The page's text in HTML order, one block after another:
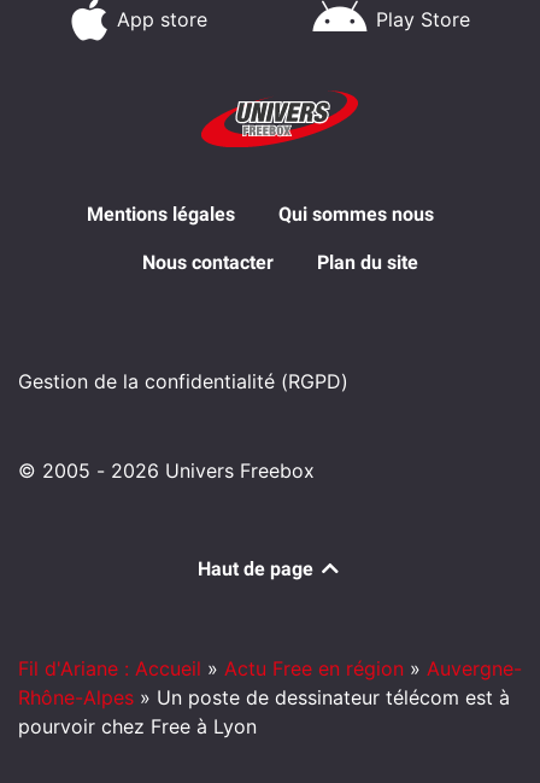
App store Play Store
Mentions légales Qui sommes nous
Nous contacter Plan du site
Gestion de la confidentialité (RGPD)
© 2005 - 2026 Univers Freebox
Haut de page
Fil d'Ariane : Accueil » Actu Free en région » Auvergne-
Rhône-Alpes » Un poste de dessinateur télécom est à
pourvoir chez Free à Lyon